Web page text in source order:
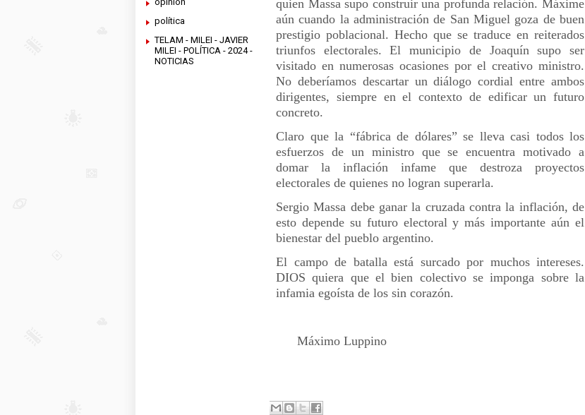
política
TELAM - MILEI - JAVIER
MILEI - POLÍTICA - 2024 -
NOTICIAS
quien Massa supo construir una profunda relación. Máxime
aún cuando la administración de San Miguel goza de buen
prestigio poblacional. Hecho que se traduce en reiterados
triunfos electorales. El municipio de Joaquín supo ser
visitado en numerosas ocasiones por el creativo ministro.
No deberíamos descartar un diálogo cordial entre ambos
dirigentes, siempre en el contexto de edificar un futuro
concreto.
Claro que la “fábrica de dólares” se lleva casi todos los
esfuerzos de un ministro que se encuentra motivado a
domar la inflación infame que destroza proyectos
electorales de quienes no logran superarla.
Sergio Massa debe ganar la cruzada contra la inflación, de
esto depende su futuro electoral y más importante aún el
bienestar del pueblo argentino.
El campo de batalla está surcado por muchos intereses.
DIOS quiera que el bien colectivo se imponga sobre la
infamia egoísta de los sin corazón.
Máximo Luppino